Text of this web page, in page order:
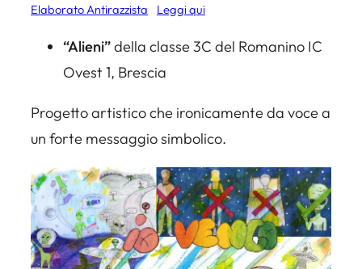
Elaborato Antirazzista Leggi qui
“Alieni”della classe 3C del Romanino IC
Ovest 1, Brescia
Progetto artistico che ironicamente da voce a
un forte messaggio simbolico.